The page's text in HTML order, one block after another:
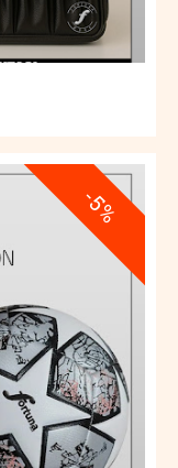
-5%